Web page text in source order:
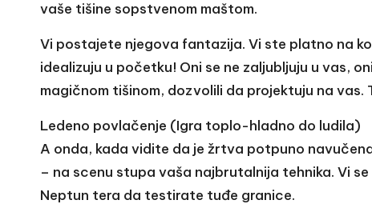
vaše tišine sopstvenom maštom.
Vi postajete njegova fantazija. Vi ste platno na
idealizuju u početku! Oni se ne zaljubljuju u vas,
magičnom tišinom, dozvolili da projektuju na vas.
Ledeno povlačenje (Igra toplo-hladno do ludila)
A onda, kada vidite da je žrtva potpuno
– na scenu stupa vaša najbrutalnija tehnika. Vi
Neptun tera da testirate tuđe granice.